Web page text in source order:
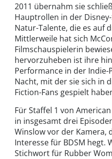
2011 übernahm sie
Hauptrollen in der
Natur-Talente, die es auf
Mittlerweile hat sich
Filmschauspielerin
hervorzuheben ist ihre
Performance in der
Nacht, mit der sie sich in
Fiction-Fans gespielt
Für Staffel 1 von
in insgesamt drei
Winslow vor der Kamera,
Interesse für BDSM hegt.
Stichwort für Rubber